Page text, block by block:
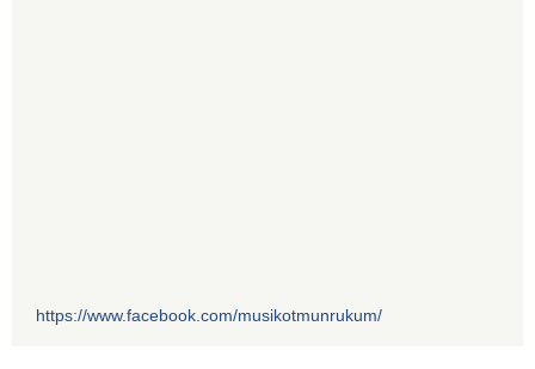
https://www.facebook.com/musikotmunrukum/